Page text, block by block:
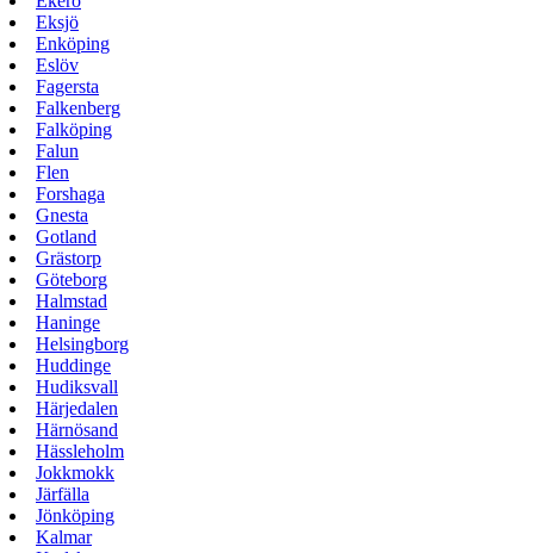
Eksjö
Enköping
Eslöv
Fagersta
Falkenberg
Falköping
Falun
Flen
Forshaga
Gnesta
Gotland
Grästorp
Göteborg
Halmstad
Haninge
Helsingborg
Huddinge
Hudiksvall
Härjedalen
Härnösand
Hässleholm
Jokkmokk
Järfälla
Jönköping
Kalmar